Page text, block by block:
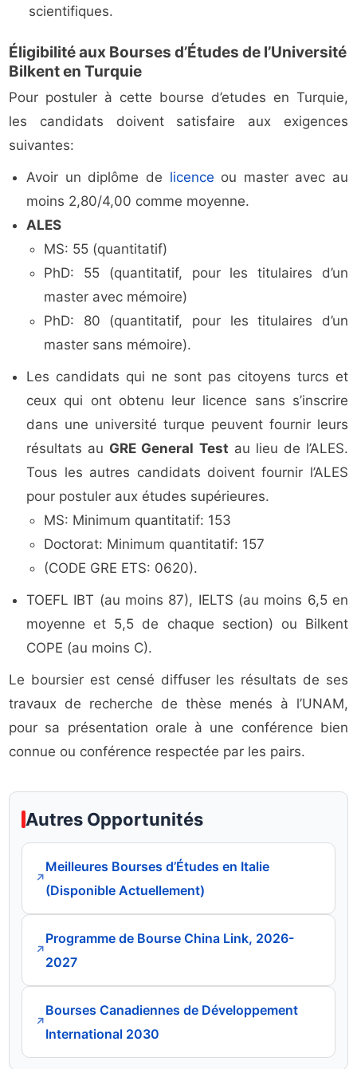
scientifiques.
Éligibilité aux Bourses d’Études de l’Université
Bilkent en Turquie
Pour postuler à cette bourse d’etudes en Turquie,
les candidats doivent satisfaire aux exigences
suivantes:
Avoir un diplôme de licence ou master avec au
moins 2,80/4,00 comme moyenne.
ALES
MS: 55 (quantitatif)
PhD: 55 (quantitatif, pour les titulaires d’un
master avec mémoire)
PhD: 80 (quantitatif, pour les titulaires d’un
master sans mémoire).
Les candidats qui ne sont pas citoyens turcs et
ceux qui ont obtenu leur licence sans s’inscrire
dans une université turque peuvent fournir leurs
résultats au GRE General Test au lieu de l’ALES.
Tous les autres candidats doivent fournir l’ALES
pour postuler aux études supérieures.
MS: Minimum quantitatif: 153
Doctorat: Minimum quantitatif: 157
(CODE GRE ETS: 0620).
TOEFL IBT (au moins 87), IELTS (au moins 6,5 en
moyenne et 5,5 de chaque section) ou Bilkent
COPE (au moins C).
Le boursier est censé diffuser les résultats de ses
travaux de recherche de thèse menés à l’UNAM,
pour sa présentation orale à une conférence bien
connue ou conférence respectée par les pairs.
Autres Opportunités
↗
Meilleures Bourses d’Études en Italie
(Disponible Actuellement)
↗
Programme de Bourse China Link, 2026-
2027
↗
Bourses Canadiennes de Développement
International 2030